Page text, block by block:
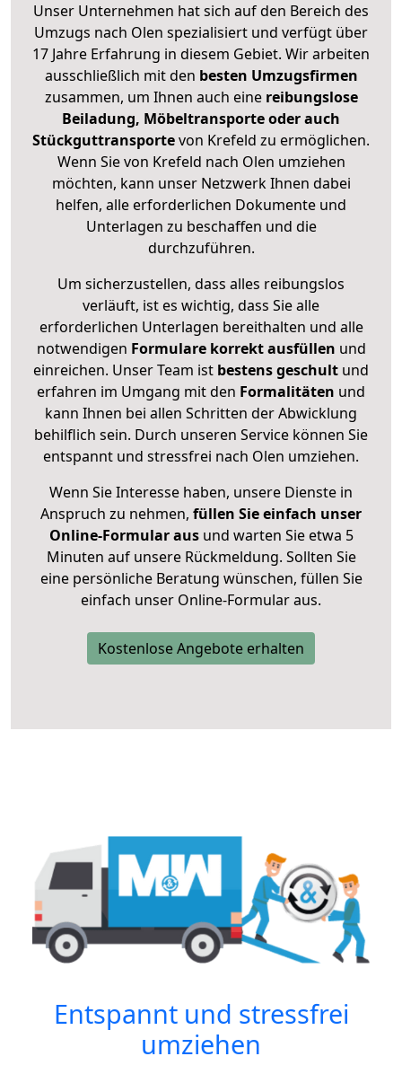
Unser Unternehmen hat sich auf den Bereich des
Umzugs nach Olen spezialisiert und verfügt über
17 Jahre Erfahrung in diesem Gebiet. Wir arbeiten
ausschließlich mit den besten Umzugsfirmen
zusammen, um Ihnen auch eine reibungslose
Beiladung, Möbeltransporte oder auch
Stückguttransportevon Krefeld zu ermöglichen.
Wenn Sie von Krefeld nach Olen umziehen
möchten, kann unser Netzwerk Ihnen dabei
helfen, alle erforderlichen Dokumente und
Unterlagen zu beschaffen und die
durchzuführen.
Um sicherzustellen, dass alles reibungslos
verläuft, ist es wichtig, dass Sie alle
erforderlichen Unterlagen bereithalten und alle
notwendigen Formulare korrekt ausfüllen und
einreichen. Unser Team ist bestens geschult und
erfahren im Umgang mit den Formalitäten und
kann Ihnen bei allen Schritten der Abwicklung
behilflich sein. Durch unseren Service können Sie
entspannt und stressfrei nach Olen umziehen.
Wenn Sie Interesse haben, unsere Dienste in
Anspruch zu nehmen, füllen Sie einfach unser
Online-Formular ausund warten Sie etwa 5
Minuten auf unsere Rückmeldung. Sollten Sie
eine persönliche Beratung wünschen, füllen Sie
einfach unser Online-Formular aus.
Kostenlose Angebote erhalten
Entspannt und stressfrei
umziehen